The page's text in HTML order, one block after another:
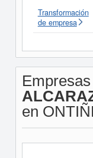
Transformación
de empresa
en